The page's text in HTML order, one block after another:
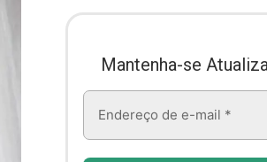
Mantenha-se